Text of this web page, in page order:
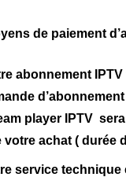
de paiement
abonnement
d’abonnement
player IPTV
achat ( durée
service